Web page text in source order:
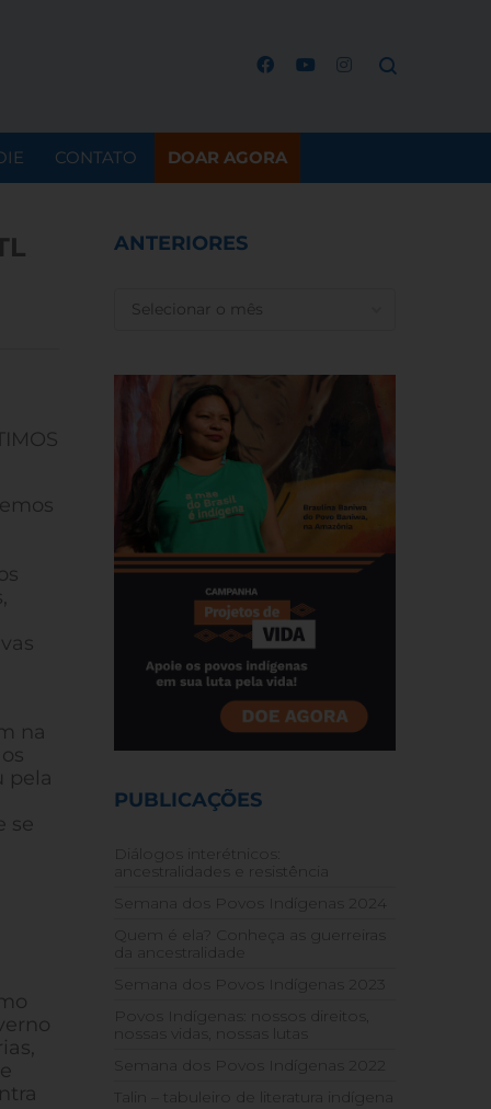
CONTATO DOAR AGORA
na
pela
se
ANTERIORES
PUBLICAÇÕES
Diálogos interétnicos:
ancestralidades e resistência
Semana dos Povos Indígenas 2024
Quem é ela? Conheça as guerreiras
da ancestralidade
Semana dos Povos Indígenas 2023
Povos Indígenas: nossos direitos,
nossas vidas, nossas lutas
Semana dos Povos Indígenas 2022
Talin – tabuleiro de literatura indígena